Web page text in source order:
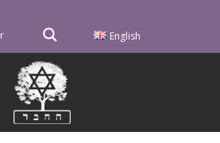
English